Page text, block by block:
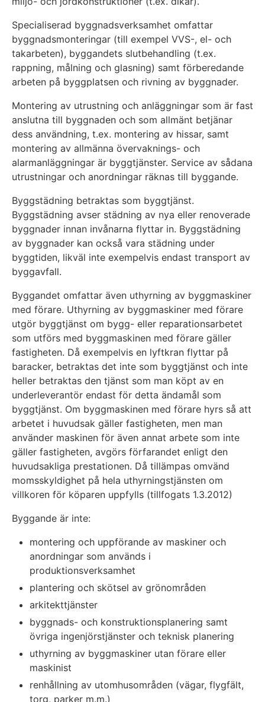
Specialiserad byggnadsverksamhet omfattar
byggnadsmonteringar (till exempel VVS-, el- och
takarbeten), byggandets slutbehandling (t.ex.
rappning, målning och glasning) samt förberedande
arbeten på byggplatsen och rivning av byggnader.
Montering av utrustning och anläggningar som är fast
anslutna till byggnaden och som allmänt betjänar
dess användning, t.ex. montering av hissar, samt
montering av allmänna övervaknings- och
alarmanläggningar är byggtjänster. Service av sådana
utrustningar och anordningar räknas till byggande.
Byggstädning betraktas som byggtjänst.
Byggstädning avser städning av nya eller renoverade
byggnader innan invånarna flyttar in. Byggstädning
av byggnader kan också vara städning under
byggtiden, likväl inte exempelvis endast transport av
byggavfall.
Byggandet omfattar även uthyrning av byggmaskiner
med förare. Uthyrning av byggmaskiner med förare
utgör byggtjänst om bygg- eller reparationsarbetet
som utförs med byggmaskinen med förare gäller
fastigheten. Då exempelvis en lyftkran flyttar på
baracker, betraktas det inte som byggtjänst och inte
heller betraktas den tjänst som man köpt av en
underleverantör endast för detta ändamål som
byggtjänst. Om byggmaskinen med förare hyrs så att
arbetet i huvudsak gäller fastigheten, men man
använder maskinen för även annat arbete som inte
gäller fastigheten, avgörs förfarandet enligt den
huvudsakliga prestationen. Då tillämpas omvänd
momsskyldighet på hela uthyrningstjänsten om
villkoren för köparen uppfylls (tillfogats 1.3.2012)
Byggande är inte:
montering och uppförande av maskiner och
anordningar som används i
produktionsverksamhet
plantering och skötsel av grönområden
arkitekttjänster
byggnads- och konstruktionsplanering samt
övriga ingenjörstjänster och teknisk planering
uthyrning av byggmaskiner utan förare eller
maskinist
renhållning av utomhusområden (vägar, flygfält,
torg, parker m.m.)